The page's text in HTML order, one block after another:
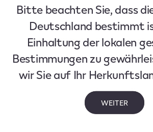
Bitte beachten Sie, dass
Deutschland bestimmt
Einhaltung der lokalen
Bestimmungen zu
wir Sie auf Ihr
WEITER